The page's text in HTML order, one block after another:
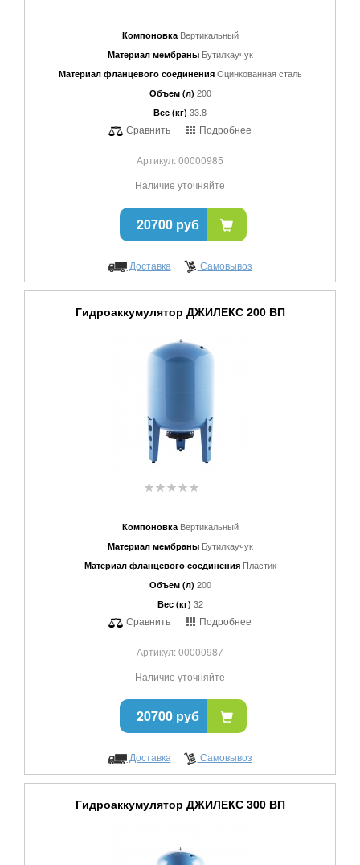
Компоновка Вертикальный
Материал мембраны Бутилкаучук
Материал фланцевого соединения Оцинкованная сталь
Объем (л) 200
Вес (кг) 33.8
Сравнить Подробнее
Артикул: 00000985
Наличие уточняйте
20700 руб
Доставка Самовывоз
Гидроаккумулятор ДЖИЛЕКС 200 ВП
Компоновка Вертикальный
Материал мембраны Бутилкаучук
Материал фланцевого соединения Пластик
Объем (л) 200
Вес (кг) 32
Сравнить Подробнее
Артикул: 00000987
Наличие уточняйте
20700 руб
Доставка Самовывоз
Гидроаккумулятор ДЖИЛЕКС 300 ВП